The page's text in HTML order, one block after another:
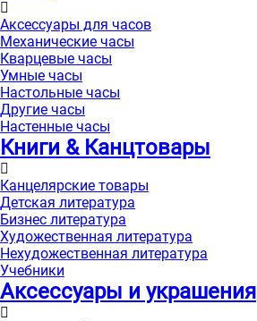
Аксессуары для часов
Механические часы
Кварцевые часы
Умные часы
Настольные часы
Другие часы
Настенные часы
Книги & Канцтовары
Канцелярские товары
Детская литература
Бизнес литература
Художественная литература
Нехудожественная литература
Учебники
Аксессуары и украшения